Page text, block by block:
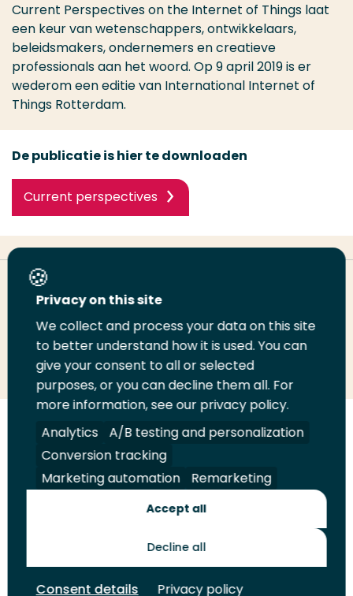
Current Perspectives on the Internet of Things laat
een keur van wetenschappers, ontwikkelaars,
beleidsmakers, ondernemers en creatieve
professionals aan het woord. Op 9 april 2019 is er
wederom een editie van International Internet of
Things Rotterdam.
De publicatie is hier te downloaden
Current perspectives
Deel deze pagina
Deel
LinkedIn
Deel
op
Twitter
Deel
op
Facebook
Email
deze
pagina
Print
deze
pagina
Volg
ons
op
LinkedIn
Volg
ons
op
Facebook
Volg
ons
op
YouTube
Volg
ons
op
Instagram
Juridisch Security A-Z Index
Contact
Toekomstmakers
Privacy on this site
We collect and process your data on this site
to better understand how it is used. You can
give your consent to all or selected
purposes, or you can decline them all. For
more information, see our privacy policy.
Analytics
A/B testing and personalization
Conversion tracking
Marketing automation
Remarketing
Accept all
Decline all
Consent details Privacy policy